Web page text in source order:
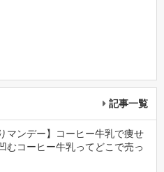
記事一覧
マンデー】コーヒー牛乳で痩せ
むコーヒー牛乳ってどこで売っ